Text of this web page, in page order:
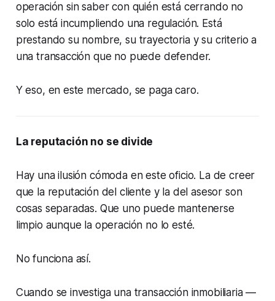
operación sin saber con quién está cerrando no
solo está incumpliendo una regulación. Está
prestando su nombre, su trayectoria y su criterio a
una transacción que no puede defender.
Y eso, en este mercado, se paga caro.
La reputación no se divide
Hay una ilusión cómoda en este oficio. La de creer
que la reputación del cliente y la del asesor son
cosas separadas. Que uno puede mantenerse
limpio aunque la operación no lo esté.
No funciona así.
Cuando se investiga una transacción inmobiliaria —